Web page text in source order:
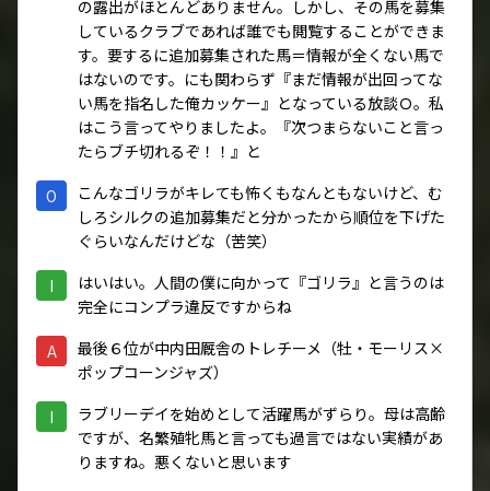
の露出がほとんどありません。しかし、その馬を募集
しているクラブであれば誰でも閲覧することができま
す。要するに追加募集された馬＝情報が全くない馬で
はないのです。にも関わらず『まだ情報が出回ってな
い馬を指名した俺カッケー』となっている放談Ｏ。私
はこう言ってやりましたよ。『次つまらないこと言っ
たらブチ切れるぞ！！』と
O
こんなゴリラがキレても怖くもなんともないけど、む
しろシルクの追加募集だと分かったから順位を下げた
ぐらいなんだけどな（苦笑）
I
はいはい。人間の僕に向かって『ゴリラ』と言うのは
完全にコンプラ違反ですからね
A
最後６位が中内田厩舎のトレチーメ（牡・モーリス×
ポップコーンジャズ）
I
ラブリーデイを始めとして活躍馬がずらり。母は高齢
ですが、名繁殖牝馬と言っても過言ではない実績があ
りますね。悪くないと思います